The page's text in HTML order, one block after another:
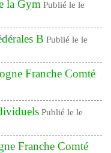
la Gym Publié le le
B Publié le le
Franche Comté
Publié le le
Franche Comté